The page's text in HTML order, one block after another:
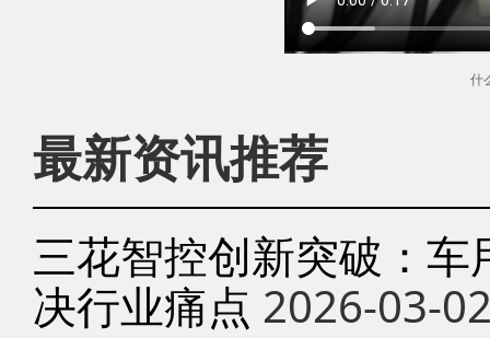
什
最新资讯推荐
三花智控创新突破：
决行业痛点 2026-03-